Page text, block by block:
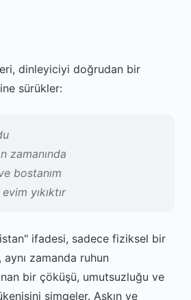
dinleyiciyi doğrudan bir
sürükler:
zamanında
bostanım
yıkıktır
ifadesi, sadece fiziksel bir
zamanda ruhun
bir çöküşü, umutsuzluğu ve
simgeler. Aşkın ve